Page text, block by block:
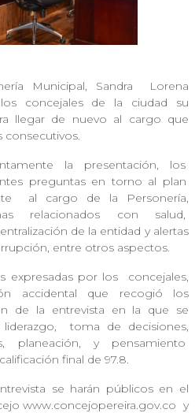
Municipal, Sandra
Lorena
concejales de la ciudad su
llegar de nuevo al cargo que
consecutivos.
la presentación, los
preguntas en torno al plan
al cargo de la Personería,
relacionados con salud,
de la entidad y alertas
entre otros aspectos.
expresadas por los
concejales,
accidental que recogió los
de la entrevista en la que se
toma de decisiones,
planeación, y pensamiento
final de 97.8.
se harán públicos en el
www.concejopereira.gov.co y